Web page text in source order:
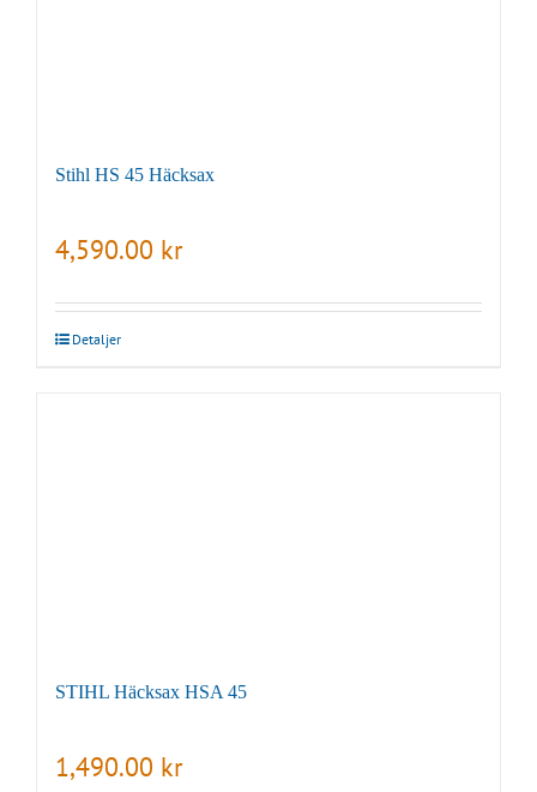
Stihl HS 45 Häcksax
4,590.00 kr
Detaljer
STIHL Häcksax HSA 45
1,490.00 kr